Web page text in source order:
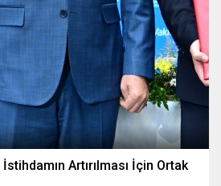
Artırılması İçin Ortak